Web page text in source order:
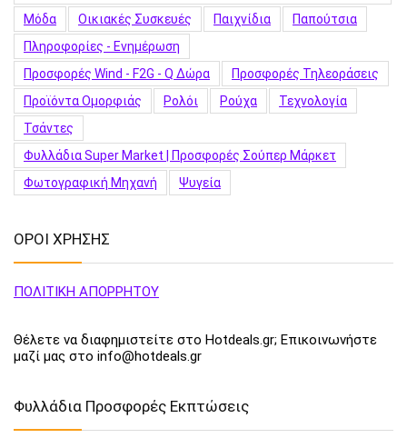
Μόδα
Οικιακές Συσκευές Παιχνίδια
Παπούτσια
Πληροφορίες - Ενημέρωση
Προσφορές Wind - F2G - Q Δώρα
Προσφορές Τηλεοράσεις
Προϊόντα Ομορφιάς
Ρολόι Ρούχα
Τεχνολογία
Τσάντες
Φυλλάδια Super Market | Προσφορές Σούπερ Μάρκετ
Φωτογραφική Μηχανή
Ψυγεία
ΟΡΟΙ ΧΡΗΣΗΣ
ΠΟΛΙΤΙΚΗ ΑΠΟΡΡΗΤΟΥ
Θέλετε να διαφημιστείτε στο Hotdeals.gr; Επικοινωνήστε
μαζί μας στο info@hotdeals.gr
Φυλλάδια Προσφορές Εκπτώσεις